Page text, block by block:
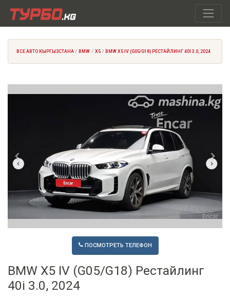
ВСЕ АВТО КЫРГЫЗСТАНА BMW X5 BMW X5 IV (G05/G18) РЕСТАЙЛИНГ 40I 3.0, 2024
ПОСМОТРЕТЬ ТЕЛЕФОН
BMW X5 IV (G05/G18) Рестайлинг
40i 3.0, 2024